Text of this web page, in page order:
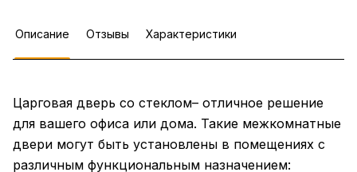
Описание Отзывы Характеристики
Царговая дверь со стеклом– отличное решение
для вашего офиса или дома. Такие межкомнатные
двери могут быть установлены в помещениях с
различным функциональным назначением: